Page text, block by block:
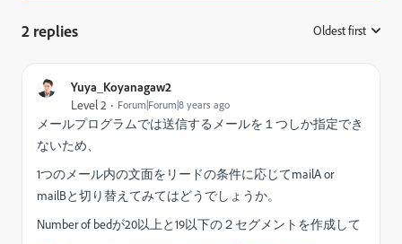
2 replies Oldest first
Yuya_Koyanagaw2
Level 2 Forum|Forum|8 years ago
メールプログラムでは送信するメールを１つしか指定でき
ないため、
1つのメール内の文面をリードの条件に応じてmailA or
mailBと切り替えてみてはどうでしょうか。
Number of bedが20以上と19以下の２セグメントを作成して